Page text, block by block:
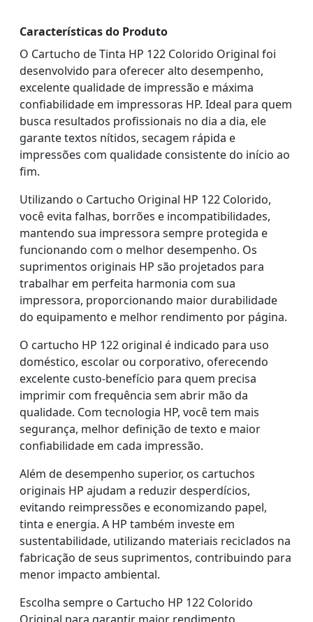
Características do Produto
O Cartucho de Tinta HP 122 Colorido Original foi
desenvolvido para oferecer alto desempenho,
excelente qualidade de impressão e máxima
confiabilidade em impressoras HP. Ideal para quem
busca resultados profissionais no dia a dia, ele
garante textos nítidos, secagem rápida e
impressões com qualidade consistente do início ao
fim.
Utilizando o Cartucho Original HP 122 Colorido,
você evita falhas, borrões e incompatibilidades,
mantendo sua impressora sempre protegida e
funcionando com o melhor desempenho. Os
suprimentos originais HP são projetados para
trabalhar em perfeita harmonia com sua
impressora, proporcionando maior durabilidade
do equipamento e melhor rendimento por página.
O cartucho HP 122 original é indicado para uso
doméstico, escolar ou corporativo, oferecendo
excelente custo-benefício para quem precisa
imprimir com frequência sem abrir mão da
qualidade. Com tecnologia HP, você tem mais
segurança, melhor definição de texto e maior
confiabilidade em cada impressão.
Além de desempenho superior, os cartuchos
originais HP ajudam a reduzir desperdícios,
evitando reimpressões e economizando papel,
tinta e energia. A HP também investe em
sustentabilidade, utilizando materiais reciclados na
fabricação de seus suprimentos, contribuindo para
menor impacto ambiental.
Escolha sempre o Cartucho HP 122 Colorido